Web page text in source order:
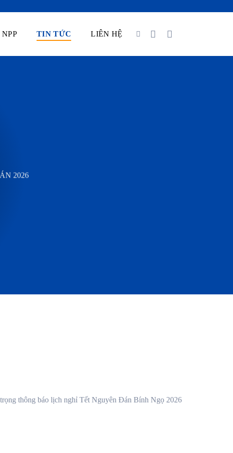
TIN TỨC LIÊN HỆ
2026
thông báo lịch nghỉ Tết Nguyên Đán Bính Ngọ 2026